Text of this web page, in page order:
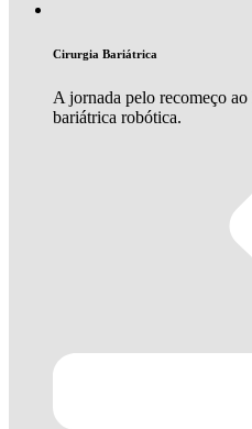
Cirurgia Bariátrica
A jornada pelo recomeço
bariátrica robótica.